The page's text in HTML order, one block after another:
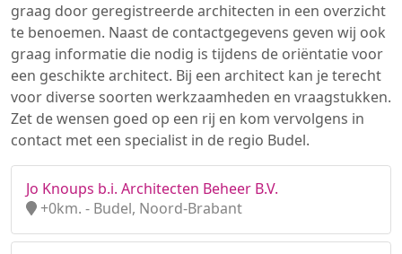
graag door geregistreerde architecten in een overzicht
te benoemen. Naast de contactgegevens geven wij ook
graag informatie die nodig is tijdens de oriëntatie voor
een geschikte architect. Bij een architect kan je terecht
voor diverse soorten werkzaamheden en vraagstukken.
Zet de wensen goed op een rij en kom vervolgens in
contact met een specialist in de regio Budel.
Jo Knoups b.i. Architecten Beheer B.V.
+0km. - Budel, Noord-Brabant